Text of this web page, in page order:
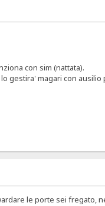
con sim (nattata).
gestira' magari con ausilio
le porte sei fregato,